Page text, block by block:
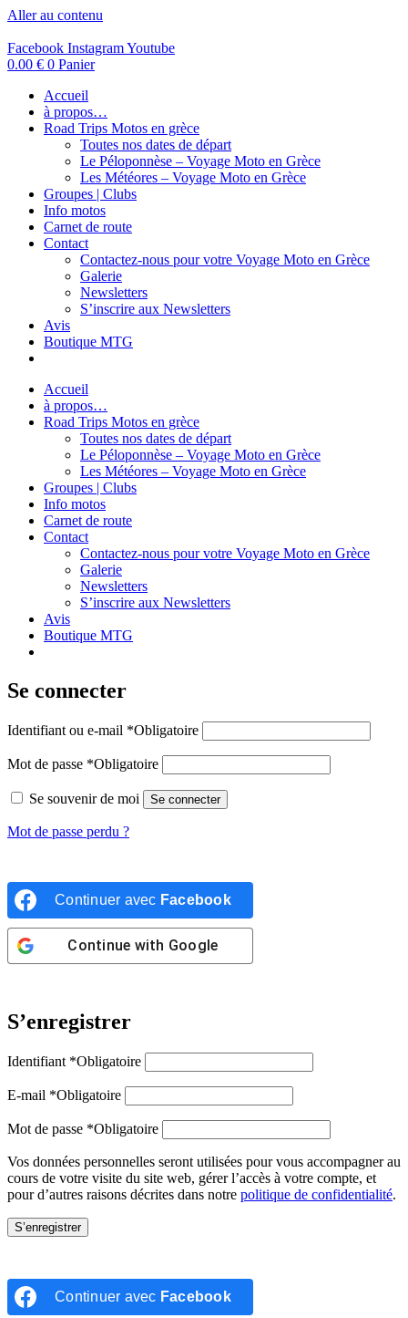
Aller au contenu
Facebook InstagramYoutube
0.00 € 0 Panier
Accueil
à propos…
Road Trips Motos en grèce
Toutes nos dates de départ
Le Péloponnèse – Voyage Moto en Grèce
Les Météores – Voyage Moto en Grèce
Groupes | Clubs
Info motos
Carnet de route
Contact
Contactez-nous pour votre Voyage Moto en Grèce
Galerie
Newsletters
S’inscrire aux Newsletters
Avis
Boutique MTG
Accueil
à propos…
Road Trips Motos en grèce
Toutes nos dates de départ
Le Péloponnèse – Voyage Moto en Grèce
Les Météores – Voyage Moto en Grèce
Groupes | Clubs
Info motos
Carnet de route
Contact
Contactez-nous pour votre Voyage Moto en Grèce
Galerie
Newsletters
S’inscrire aux Newsletters
Avis
Boutique MTG
Se connecter
Identifiant ou e-mail *Obligatoire
Mot de passe *Obligatoire
Se souvenir de moi Se connecter
Mot de passe perdu ?
Continuer avec Facebook
Continue with Google
S’enregistrer
Identifiant *Obligatoire
E-mail *Obligatoire
Mot de passe *Obligatoire
Vos données personnelles seront utilisées pour vous accompagner au
cours de votre visite du site web, gérer l’accès à votre compte, et
pour d’autres raisons décrites dans notre politique de confidentialité.
S’enregistrer
Continuer avec Facebook